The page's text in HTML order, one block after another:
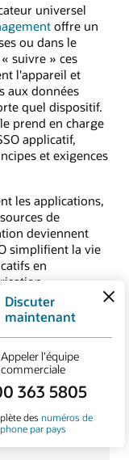
universel
offre un
ou dans le
suivre » ces
l'appareil et
aux données
quel dispositif.
prend en charge
applicatif,
et exigences
les applications,
de
deviennent
simplifient la vie
en